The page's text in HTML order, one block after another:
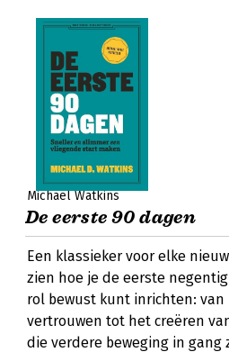
Michael Watkins
De eerste 90 dagen
Een klassieker voor elke
zien hoe je de eerste
rol bewust kunt inrichten: van
vertrouwen tot het creëren
die verdere beweging in gang